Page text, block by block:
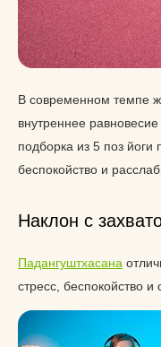
В современном темпе
внутреннее
подборка из 5 поз
беспокойство и
Наклон с
Падангуштхасана
стресс, беспокойство и